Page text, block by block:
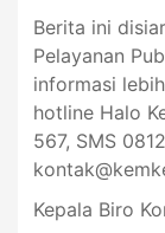
Berita ini
Pelayanan
informasi
hotline Halo
567, SMS
Kepala Biro